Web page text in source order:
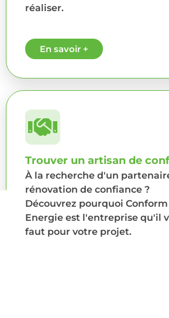
réaliser.
En savoir +
Trouver un artisan de
À la recherche d'un
rénovation de confiance ?
Découvrez pourquoi Conform
Energie est l'entreprise qu'il
faut pour votre projet.